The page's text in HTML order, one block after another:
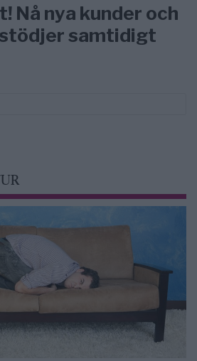
Nå nya kunder och
samtidigt